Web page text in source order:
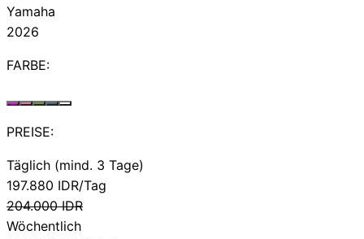
Yamaha
2026
FARBE:
PREISE:
Täglich (mind. 3 Tage)
197.880 IDR/Tag
204.000 IDR
Wöchentlich